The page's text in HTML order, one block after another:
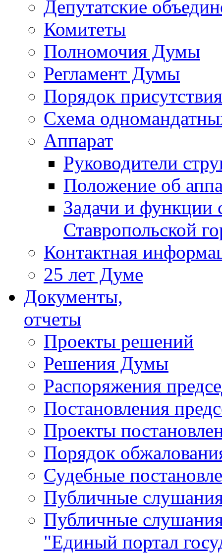
Депутатские
Комитеты
Полномочия Думы
Регламент Думы
Порядок
Схема
Аппарат
Руководители
Положение об
Задачи и функции
Ставропольской
Контактная
25 лет Думе
Документы,
отчеты
Проекты решений
Решения Думы
Распоряжения
Постановления
Проекты
Порядок
Судебные
Публичные
Публичные
"Единый портал